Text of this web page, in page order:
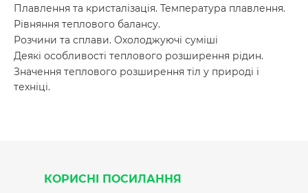
Плавлення та кристалізація. Температура плавлення.
Рівняння теплового балансу.
Розчини та сплави. Охолоджуючі суміші
Деякі особливості теплового розширення рідин.
Значення теплового розширення тіл у природі і
техніці.
КОРИСНІ ПОСИЛАННЯ